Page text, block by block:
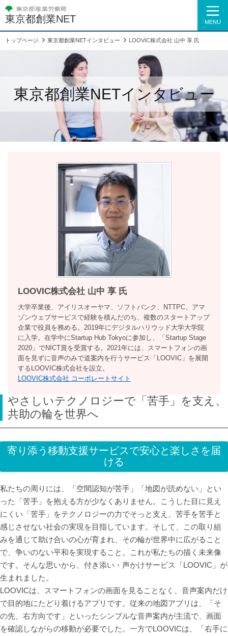
東京都創業NET MENU
トップページ 東京都創業NETインタビュー LOOVIC株式会社 山中 享 氏
東京都創業NETインタビュー
LOOVIC株式会社 山中 享 氏
大学卒業後、アイリスオーヤマ、ソフトバンク、NTTPC、アマ
ゾンウェブサービスで経験を積んだのち、複数のスタートアップ
企業で役員を務める。2019年にデジタルハリウッド大学大学院
に入学。在学中にStartup Hub Tokyoに参加し、「Startup Stage
2020」でNICT賞を受賞する。2021年には、スマートフォンの画
面を見ずに音声のみで道案内を行うサービス「LOOVIC」を展開
するLOOVIC株式会社を設立。
LOOVIC株式会社 コーポレートサイト
やさしいテクノロジーで「苦手」を支え、
共助の輪を世界へ
寄り添う移動支援サービスで安心と楽しさを届
ける
私たちの周りには、「空間認知が苦手」「地図が読めない」とい
った「苦手」を抱える方が少なくありません。こうした目に見え
にくい「苦手」をテクノロジーの力でそっと支え、苦手を苦手と
感じさせない社会の実現を目指しています。そして、この取り組
みを通じて助け合いの心が育まれ、その輪が世界中に広がること
で、争いのない平和を実現すること。これが私たちの描く未来像
です。そんな思いから、付き添い・声かけサービス「LOOVIC」が
生まれました。
LOOVICは、スマートフォンの画面を見ることなく、音声案内だけ
で目的地にたどり着けるアプリです。従来の地図アプリは、「そ
の先、右方向です」といったシンプルな音声案内が主流で、画面
を確認しながらの移動が必要でした。一方でLOOVICは、「右手に